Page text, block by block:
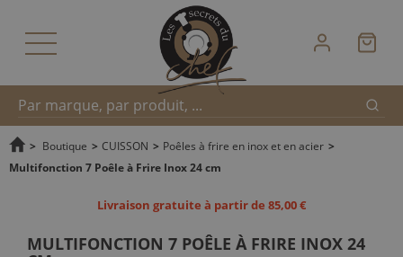
Recherche
> Boutique > CUISSON > Poêles à frire en inox et en acier >
Multifonction 7 Poêle à Frire Inox 24 cm
Livraison gratuite à partir de 85,00 €
MULTIFONCTION 7 POÊLE À FRIRE INOX 24